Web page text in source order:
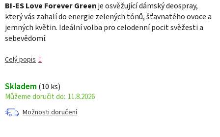
BI-ES Love Forever Greenje osvěžující dámský deospray,
který vás zahalí do energie zelených tónů, šťavnatého ovoce a
jemných květin. Ideální volba pro celodenní pocit svěžesti a
sebevědomí.
Celý popis
Skladem (10 ks)
11.8.2026
Možnosti doručení